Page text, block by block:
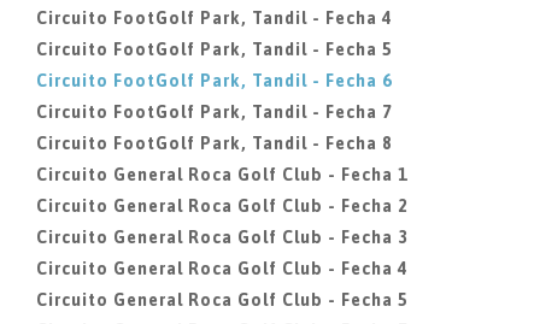
Circuito FootGolf Park, Tandil - Fecha 4
Circuito FootGolf Park, Tandil - Fecha 5
Circuito FootGolf Park, Tandil - Fecha 6
Circuito FootGolf Park, Tandil - Fecha 7
Circuito FootGolf Park, Tandil - Fecha 8
Circuito General Roca Golf Club - Fecha 1
Circuito General Roca Golf Club - Fecha 2
Circuito General Roca Golf Club - Fecha 3
Circuito General Roca Golf Club - Fecha 4
Circuito General Roca Golf Club - Fecha 5